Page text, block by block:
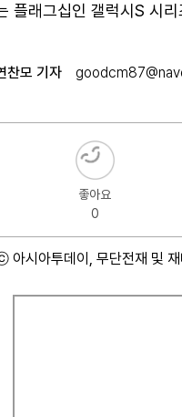
플래그십인 갤럭시S 시
찬모 기자
좋아요
0
아시아투데이, 무단전재 및 재